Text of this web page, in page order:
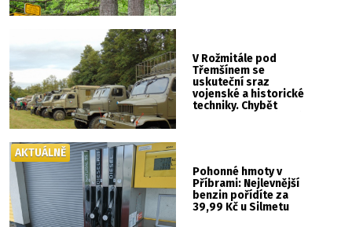
V Rožmitále pod
Třemšínem se
uskuteční sraz
vojenské a historické
techniky. Chybět
Pohonné hmoty v
Příbrami: Nejlevnější
benzin pořídíte za
39,99 Kč u Silmetu
AKTUÁLNĚ